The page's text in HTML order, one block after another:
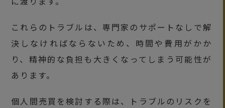
これらのトラブルは、専門家のサポートなしで解
決しなければならないため、時間や費用がかか
り、精神的な負担も大きくなってしまう可能性が
あります。
個人間売買を検討する際は、トラブルのリスクを